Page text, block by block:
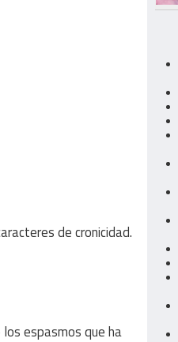
de cronicidad.
los espasmos que ha